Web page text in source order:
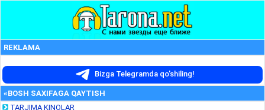
REKLAMA
Bizga Telegramda qo'shiling!
«BOSH SAXIFAGA QAYTISH
TARJIMA KINOLAR